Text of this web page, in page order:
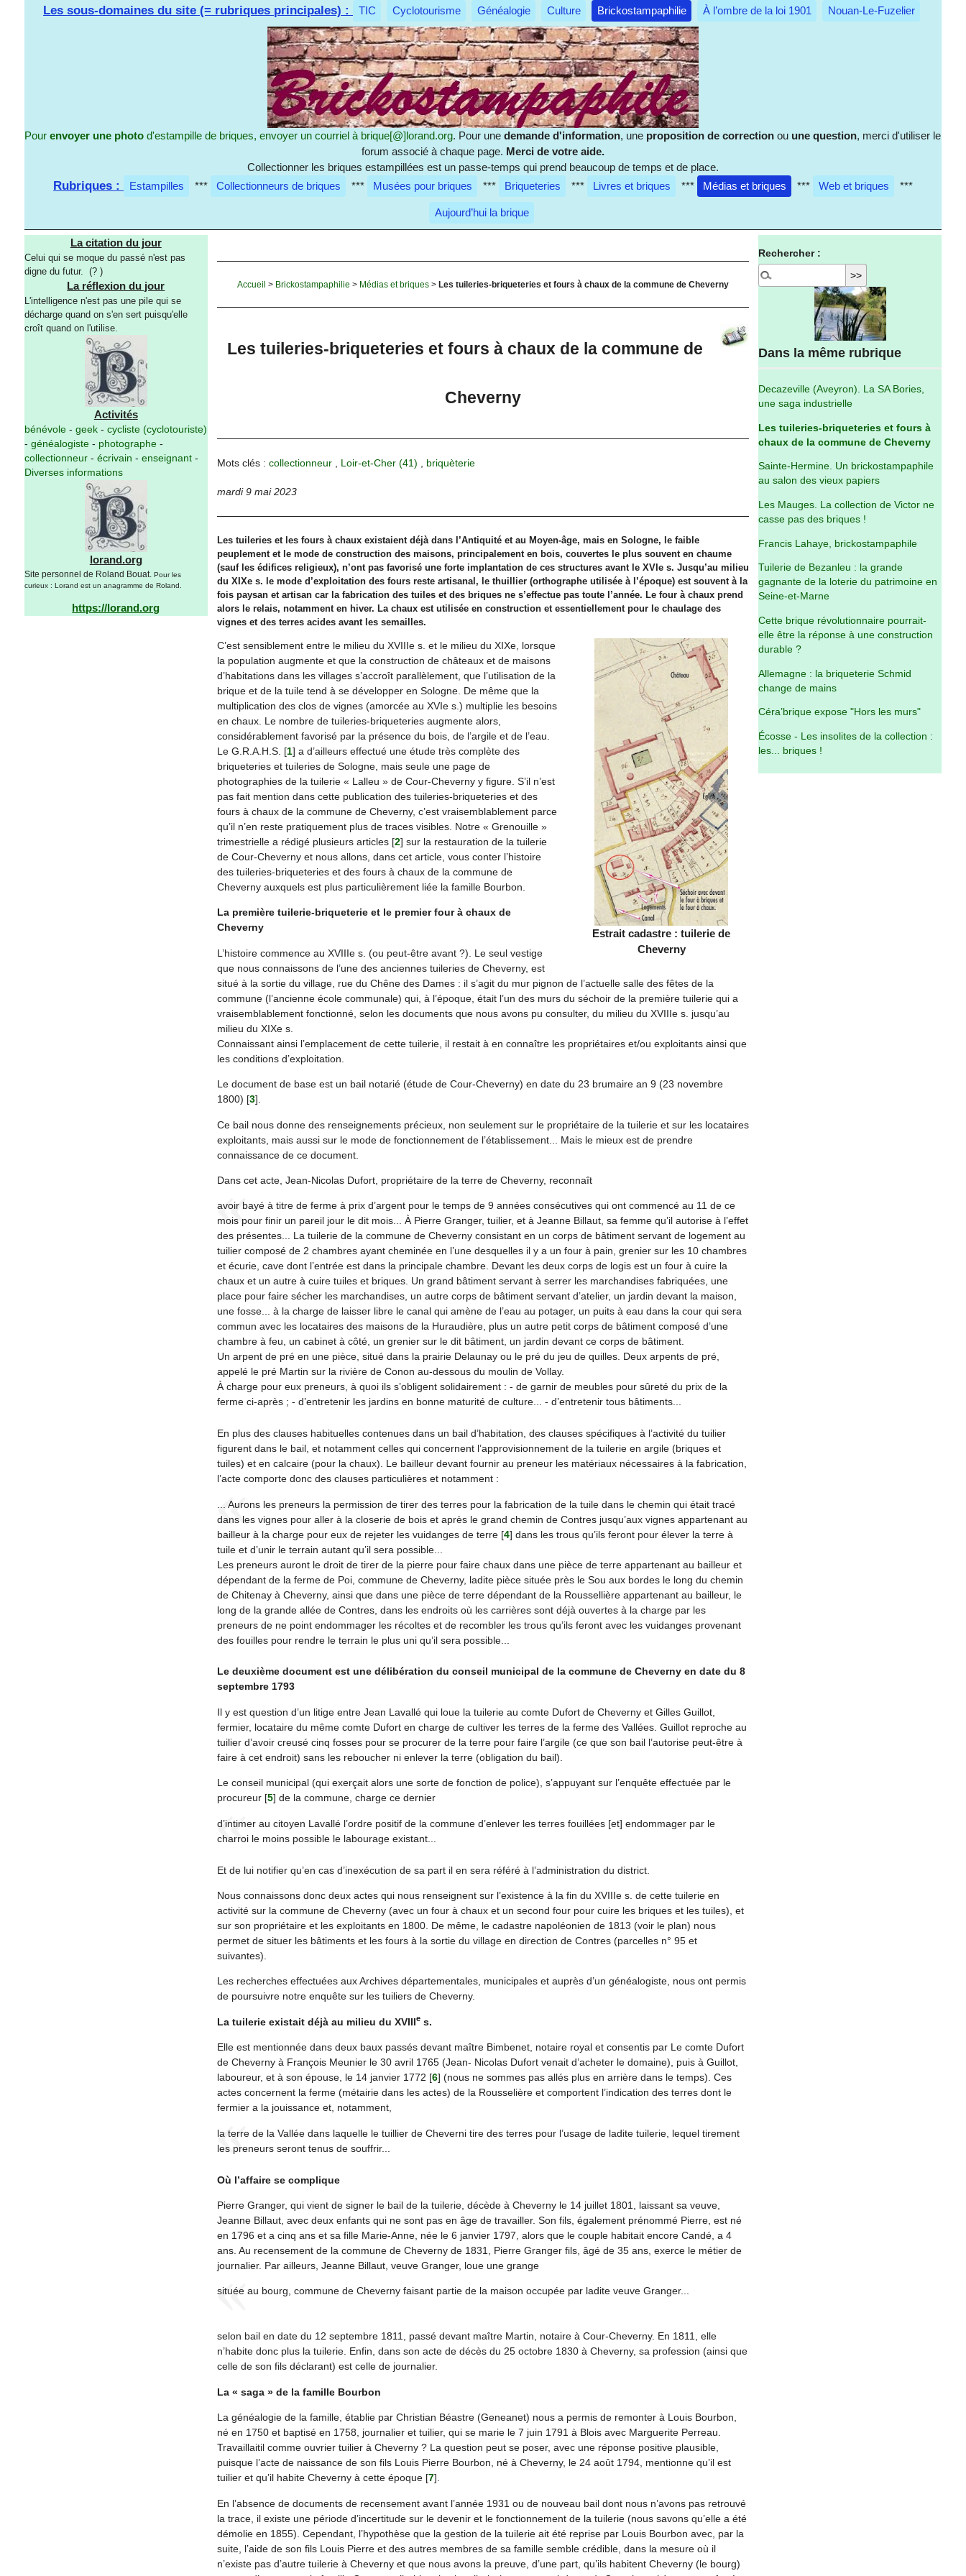
Les sous-domaines du site (= rubriques principales) : TIC Cyclotourisme Généalogie Culture Brickostampaphilie À l’ombre de la loi 1901 Nouan-Le-Fuzelier
Pourenvoyer une photo d'estampille de briques, envoyer un courriel à brique[@]lorand.org. Pour unedemande d'information, une proposition de correction ou une question, merci d'utiliser le
forum associé à chaque page. Merci de votre aide.
Collectionner les briques estampillées est un passe-temps qui prend beaucoup de temps et de place.
Rubriques : Estampilles *** Collectionneurs de briques *** Musées pour briques *** Briqueteries *** Livres et briques *** Médias et briques *** Web et briques ***
Aujourd’hui la brique
La citation du jour
Celui qui se moque du passé n'est pas
digne du futur. (? )
La réflexion du jour
L'intelligence n'est pas une pile qui se
décharge quand on s'en sert puisqu'elle
croît quand on l'utilise.
Activités
bénévole- geek- cycliste (cyclotouriste)
- généalogiste- photographe-
collectionneur- écrivain - enseignant-
Diverses informations
lorand.org
Site personnel de Roland Bouat. Pour les
curieux : Lorand est un anagramme de Roland.
https://lorand.org
Accueil > Brickostampaphilie > Médias et briques> Les tuileries-briqueteries et fours à chaux de la commune de Cheverny
Les tuileries-briqueteries et fours à chaux de la commune de
Cheverny
Mots clés : collectionneur, Loir-et-Cher (41) briquèterie
mardi 9 mai 2023
Les tuileries et les fours à chaux existaient déjà dans l’Antiquité et au Moyen-âge, mais en Sologne, le faible
peuplement et le mode de construction des maisons, principalement en bois, couvertes le plus souvent en chaume
(sauf les édifices religieux), n’ont pas favorisé une forte implantation de ces structures avant le XVIe s. Jusqu’au milieu
du XIXe s. le mode d’exploitation des fours reste artisanal, le thuillier (orthographe utilisée à l’époque) est souvent à la
fois paysan et artisan car la fabrication des tuiles et des briques ne s’effectue pas toute l’année. Le four à chaux prend
alors le relais, notamment en hiver. La chaux est utilisée en construction et essentiellement pour le chaulage des
vignes et des terres acides avant les semailles.
Estrait cadastre : tuilerie de
Cheverny
C’est sensiblement entre le milieu du XVIIIe s. et le milieu du XIXe, lorsque
la population augmente et que la construction de châteaux et de maisons
d’habitations dans les villages s’accroît parallèlement, que l’utilisation de la
brique et de la tuile tend à se développer en Sologne. De même que la
multiplication des clos de vignes (amorcée au XVIe s.) multiplie les besoins
en chaux. Le nombre de tuileries-briqueteries augmente alors,
considérablement favorisé par la présence du bois, de l’argile et de l’eau.
Le G.R.A.H.S. [1] a d’ailleurs effectué une étude très complète des
briqueteries et tuileries de Sologne, mais seule une page de
photographies de la tuilerie « Lalleu » de Cour-Cheverny y figure. S’il n’est
pas fait mention dans cette publication des tuileries-briqueteries et des
fours à chaux de la commune de Cheverny, c’est vraisemblablement parce
qu’il n’en reste pratiquement plus de traces visibles. Notre « Grenouille »
trimestrielle a rédigé plusieurs articles[2] sur la restauration de la tuilerie
de Cour-Cheverny et nous allons, dans cet article, vous conter l’histoire
des tuileries-briqueteries et des fours à chaux de la commune de
Cheverny auxquels est plus particulièrement liée la famille Bourbon.
La première tuilerie-briqueterie et le premier four à chaux de
Cheverny
L’histoire commence au XVIIIe s. (ou peut-être avant ?). Le seul vestige
que nous connaissons de l’une des anciennes tuileries de Cheverny, est
situé à la sortie du village, rue du Chêne des Dames : il s’agit du mur pignon de l’actuelle salle des fêtes de la
commune (l’ancienne école communale) qui, à l’époque, était l’un des murs du séchoir de la première tuilerie qui a
vraisemblablement fonctionné, selon les documents que nous avons pu consulter, du milieu du XVIIIe s. jusqu’au
milieu du XIXe s.
Connaissant ainsi l’emplacement de cette tuilerie, il restait à en connaître les propriétaires et/ou exploitants ainsi que
les conditions d’exploitation.
Le document de base est un bail notarié (étude de Cour-Cheverny) en date du 23 brumaire an 9 (23 novembre
1800) [3]
Ce bail nous donne des renseignements précieux, non seulement sur le propriétaire de la tuilerie et sur les locataires
exploitants, mais aussi sur le mode de fonctionnement de l’établissement... Mais le mieux est de prendre
connaissance de ce document.
Dans cet acte, Jean-Nicolas Dufort, propriétaire de la terre de Cheverny, reconnaît
avoir bayé à titre de ferme à prix d’argent pour le temps de 9 années consécutives qui ont commencé au 11 de ce
mois pour finir un pareil jour le dit mois... À Pierre Granger, tuilier, et à Jeanne Billaut, sa femme qu’il autorise à l’effet
des présentes... La tuilerie de la commune de Cheverny consistant en un corps de bâtiment servant de logement au
tuilier composé de 2 chambres ayant cheminée en l’une desquelles il y a un four à pain, grenier sur les 10 chambres
et écurie, cave dont l’entrée est dans la principale chambre. Devant les deux corps de logis est un four à cuire la
chaux et un autre à cuire tuiles et briques. Un grand bâtiment servant à serrer les marchandises fabriquées, une
place pour faire sécher les marchandises, un autre corps de bâtiment servant d’atelier, un jardin devant la maison,
une fosse... à la charge de laisser libre le canal qui amène de l’eau au potager, un puits à eau dans la cour qui sera
commun avec les locataires des maisons de la Huraudière, plus un autre petit corps de bâtiment composé d’une
chambre à feu, un cabinet à côté, un grenier sur le dit bâtiment, un jardin devant ce corps de bâtiment.
Un arpent de pré en une pièce, situé dans la prairie Delaunay ou le pré du jeu de quilles. Deux arpents de pré,
appelé le pré Martin sur la rivière de Conon au-dessous du moulin de Vollay.
À charge pour eux preneurs, à quoi ils s’obligent solidairement : - de garnir de meubles pour sûreté du prix de la
ferme ci-après ; - d’entretenir les jardins en bonne maturité de culture... - d’entretenir tous bâtiments...
En plus des clauses habituelles contenues dans un bail d’habitation, des clauses spécifiques à l’activité du tuilier
figurent dans le bail, et notamment celles qui concernent l’approvisionnement de la tuilerie en argile (briques et
tuiles) et en calcaire (pour la chaux). Le bailleur devant fournir au preneur les matériaux nécessaires à la fabrication,
l’acte comporte donc des clauses particulières et notamment :
... Aurons les preneurs la permission de tirer des terres pour la fabrication de la tuile dans le chemin qui était tracé
dans les vignes pour aller à la closerie de bois et après le grand chemin de Contres jusqu’aux vignes appartenant au
bailleur à la charge pour eux de rejeter les vuidanges de terre[4] dans les trous qu’ils feront pour élever la terre à
tuile et d’unir le terrain autant qu’il sera possible...
Les preneurs auront le droit de tirer de la pierre pour faire chaux dans une pièce de terre appartenant au bailleur et
dépendant de la ferme de Poi, commune de Cheverny, ladite pièce située près le Sou aux bordes le long du chemin
de Chitenay à Cheverny, ainsi que dans une pièce de terre dépendant de la Roussellière appartenant au bailleur, le
long de la grande allée de Contres, dans les endroits où les carrières sont déjà ouvertes à la charge par les
preneurs de ne point endommager les récoltes et de recombler les trous qu’ils feront avec les vuidanges provenant
des fouilles pour rendre le terrain le plus uni qu’il sera possible...
Le deuxième document est une délibération du conseil municipal de la commune de Cheverny en date du 8
septembre 1793
Il y est question d’un litige entre Jean Lavallé qui loue la tuilerie au comte Dufort de Cheverny et Gilles Guillot,
fermier, locataire du même comte Dufort en charge de cultiver les terres de la ferme des Vallées. Guillot reproche au
tuilier d’avoir creusé cinq fosses pour se procurer de la terre pour faire l’argile (ce que son bail l’autorise peut-être à
faire à cet endroit) sans les reboucher ni enlever la terre (obligation du bail).
Le conseil municipal (qui exerçait alors une sorte de fonction de police), s’appuyant sur l’enquête effectuée par le
procureur[5] de la commune, charge ce dernier
d’intimer au citoyen Lavallé l’ordre positif de la commune d’enlever les terres fouillées [et] endommager par le
charroi le moins possible le labourage existant...
Et de lui notifier qu’en cas d’inexécution de sa part il en sera référé à l’administration du district.
Nous connaissons donc deux actes qui nous renseignent sur l’existence à la fin du XVIIIe s. de cette tuilerie en
activité sur la commune de Cheverny (avec un four à chaux et un second four pour cuire les briques et les tuiles), et
sur son propriétaire et les exploitants en 1800. De même, le cadastre napoléonien de 1813 (voir le plan) nous
permet de situer les bâtiments et les fours à la sortie du village en direction de Contres (parcelles n° 95 et
suivantes).
Les recherches effectuées aux Archives départementales, municipales et auprès d’un généalogiste, nous ont permis
de poursuivre notre enquête sur les tuiliers de Cheverny.
La tuilerie existait déjà au milieu du XVIIIes.
Elle est mentionnée dans deux baux passés devant maître Bimbenet, notaire royal et consentis par Le comte Dufort
de Cheverny à François Meunier le 30 avril 1765 (Jean- Nicolas Dufort venait d’acheter le domaine), puis à Guillot,
laboureur, et à son épouse, le 14 janvier 1772 [6] (nous ne sommes pas allés plus en arrière dans le temps). Ces
actes concernent la ferme (métairie dans les actes) de la Rousselière et comportent l’indication des terres dont le
fermier a la jouissance et, notamment,
la terre de la Vallée dans laquelle le tuillier de Cheverni tire des terres pour l’usage de ladite tuilerie, lequel tirement
les preneurs seront tenus de souffrir...
Où l’affaire se complique
Pierre Granger, qui vient de signer le bail de la tuilerie, décède à Cheverny le 14 juillet 1801, laissant sa veuve,
Jeanne Billaut, avec deux enfants qui ne sont pas en âge de travailler. Son fils, également prénommé Pierre, est né
en 1796 et a cinq ans et sa fille Marie-Anne, née le 6 janvier 1797, alors que le couple habitait encore Candé, a 4
ans. Au recensement de la commune de Cheverny de 1831, Pierre Granger fils, âgé de 35 ans, exerce le métier de
journalier. Par ailleurs, Jeanne Billaut, veuve Granger, loue une grange
située au bourg, commune de Cheverny faisant partie de la maison occupée par ladite veuve Granger...
selon bail en date du 12 septembre 1811, passé devant maître Martin, notaire à Cour-Cheverny. En 1811, elle
n’habite donc plus la tuilerie. Enfin, dans son acte de décès du 25 octobre 1830 à Cheverny, sa profession (ainsi que
celle de son fils déclarant) est celle de journalier.
La « saga » de la famille Bourbon
La généalogie de la famille, établie par Christian Béastre (Geneanet) nous a permis de remonter à Louis Bourbon,
né en 1750 et baptisé en 1758, journalier et tuilier, qui se marie le 7 juin 1791 à Blois avec Marguerite Perreau.
Travaillaitil comme ouvrier tuilier à Cheverny ? La question peut se poser, avec une réponse positive plausible,
puisque l’acte de naissance de son fils Louis Pierre Bourbon, né à Cheverny, le 24 août 1794, mentionne qu’il est
tuilier et qu’il habite Cheverny à cette époque[7]
En l’absence de documents de recensement avant l’année 1931 ou de nouveau bail dont nous n’avons pas retrouvé
la trace, il existe une période d’incertitude sur le devenir et le fonctionnement de la tuilerie (nous savons qu’elle a été
démolie en 1855). Cependant, l’hypothèse que la gestion de la tuilerie ait été reprise par Louis Bourbon avec, par la
suite, l’aide de son fils Louis Pierre et des autres membres de sa famille semble crédible, dans la mesure où il
n’existe pas d’autre tuilerie à Cheverny et que nous avons la preuve, d’une part, qu’ils habitent Cheverny (le bourg)
Rechercher :
Dans la même rubrique
Decazeville (Aveyron). La SA Bories,
une saga industrielle
Les tuileries-briqueteries et fours à
chaux de la commune de Cheverny
Sainte-Hermine. Un brickostampaphile
au salon des vieux papiers
Les Mauges. La collection de Victor ne
casse pas des briques !
Francis Lahaye, brickostampaphile
Tuilerie de Bezanleu : la grande
gagnante de la loterie du patrimoine en
Seine-et-Marne
Cette brique révolutionnaire pourrait-
elle être la réponse à une construction
durable ?
Allemagne : la briqueterie Schmid
change de mains
Céra’brique expose "Hors les murs"
Écosse - Les insolites de la collection :
les... briques !